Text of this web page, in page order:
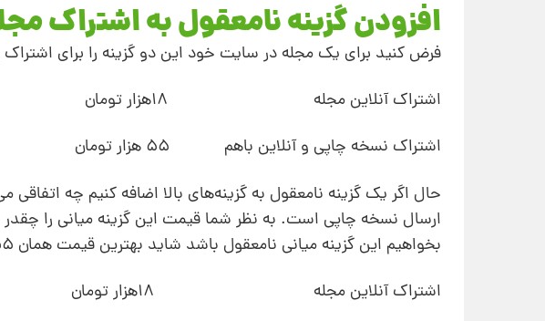
افزودن گزینه نامعقول به اشتراک
فرض کنید برای یک مجله در سایت خود این دو گزینه را برای
اشتراک آنلاین مجله 18هزار تومان
اشتراک نسخه چاپی و آنلاین باهم 55 هزار تومان
حال اگر یک گزینه نامعقول به گزینه‌های بالا اضافه کنیم چه
ارسال نسخه چاپی است. به نظر شما قیمت این گزینه میانی را
بخواهیم این گزینه میانی نامعقول باشد شاید بهترین قیمت همان 55 هزار تومان باشد!
اشتراک آنلاین مجله 18هزار تومان